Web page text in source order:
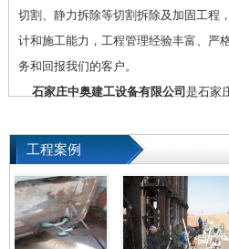
切割、静力拆除等切割拆除及加固工程
计和施工能力，工程管理经验丰富、严
务和回报我们的客户。
石家庄中奥建工设备有限公司 是石家
工程案例